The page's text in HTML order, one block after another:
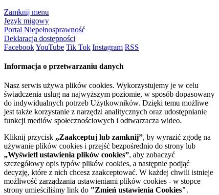
Zamknij menu
Język migowy
Portal Niepełnosprawność
Deklaracja dostępności
FacebookYouTube Tik Tok Instagram RSS
Informacja o przetwarzaniu danych
Nasz serwis używa plików cookies. Wykorzystujemy je w celu
świadczenia usług na najwyższym poziomie, w sposób dopasowany
do indywidualnych potrzeb Użytkowników. Dzięki temu możliwe
jest także korzystanie z narzędzi analitycznych oraz udostępnianie
funkcji mediów społecznościowych i odtwarzacza wideo.
Kliknij przycisk „Zaakceptuj lub zamknij”, by wyrazić zgodę na
używanie plików cookies i przejść bezpośrednio do strony lub
„Wyświetl ustawienia plików cookies”, aby zobaczyć
szczegółowy opis typów plików cookies, a następnie podjąć
decyzję, które z nich chcesz zaakceptować. W każdej chwili istnieje
możliwość zarządzania ustawieniami plików cookies - w stopce
strony umieściliśmy link do "Zmień ustawienia Cookies".